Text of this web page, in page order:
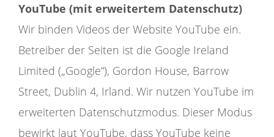
YouTube (mit erweitertem Datenschutz)
Wir binden Videos der Website YouTube ein.
Betreiber der Seiten ist die Google Ireland
Limited („Google“), Gordon House, Barrow
Street, Dublin 4, Irland. Wir nutzen YouTube im
erweiterten Datenschutzmodus. Dieser Modus
bewirkt laut YouTube, dass YouTube keine